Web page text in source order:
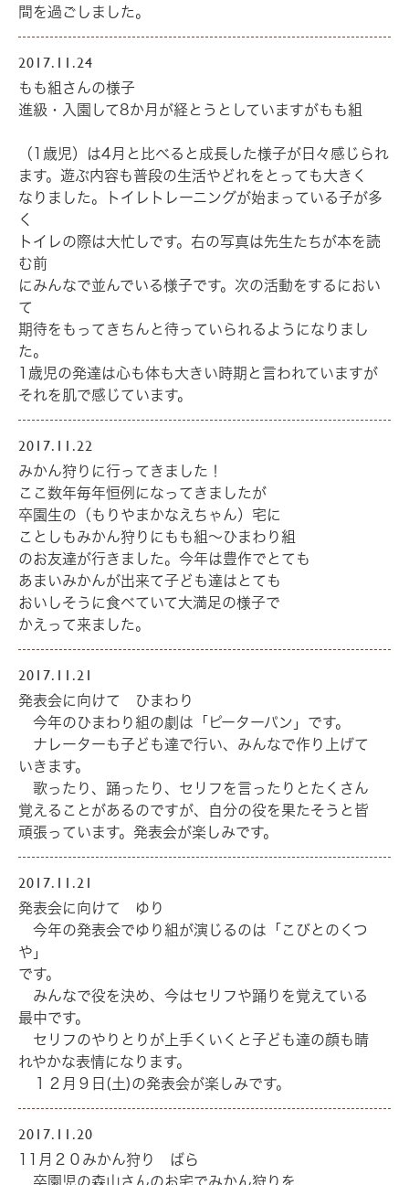
間を過ごしました。
2017.11.24
もも組さんの様子
進級・入園して8か月が経とうとしていますがもも組
（1歳児）は4月と比べると成長した様子が日々感じられ
ます。遊ぶ内容も普段の生活やどれをとっても大きく
なりました。トイレトレーニングが始まっている子が多
く
トイレの際は大忙しです。右の写真は先生たちが本を読
む前
にみんなで並んでいる様子です。次の活動をするにおい
て
期待をもってきちんと待っていられるようになりまし
た。
1歳児の発達は心も体も大きい時期と言われていますが
それを肌で感じています。
2017.11.22
みかん狩りに行ってきました！
ここ数年毎年恒例になってきましたが
卒園生の（もりやまかなえちゃん）宅に
ことしもみかん狩りにもも組～ひまわり組
のお友達が行きました。今年は豊作でとても
あまいみかんが出来て子ども達はとても
おいしそうに食べていて大満足の様子で
かえって来ました。
2017.11.21
発表会に向けて ひまわり
今年のひまわり組の劇は「ピーターパン」です。
ナレーターも子ども達で行い、みんなで作り上げて
いきます。
歌ったり、踊ったり、セリフを言ったりとたくさん
覚えることがあるのですが、自分の役を果たそうと皆
頑張っています。発表会が楽しみです。
2017.11.21
発表会に向けて ゆり
今年の発表会でゆり組が演じるのは「こびとのくつ
や」
です。
みんなで役を決め、今はセリフや踊りを覚えている
最中です。
セリフのやりとりが上手くいくと子ども達の顔も晴
れやかな表情になります。
１２月９日(土)の発表会が楽しみです。
2017.11.20
11月２０みかん狩り ばら
卒園児の森山さんのお宅でみかん狩りを